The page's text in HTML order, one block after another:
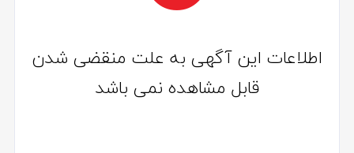
اطلاعات این آگهی به علت منقضی شدن
قابل مشاهده نمی باشد